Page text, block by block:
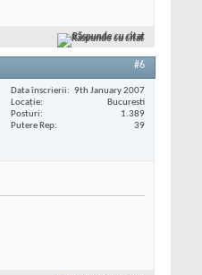
Răspunde cu citat
#6
Data înscrierii
9th January 2007
Locaţie
Bucuresti
Posturi
1.389
Putere Rep
39